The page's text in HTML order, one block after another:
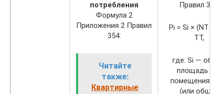
потребления
Формула 2
Приложения 2 Правил
354:
Читайте
также:
Квартирные
Правил 354:
Pi = Si × (NT ×
TT,
где: Si —
площадь i-
помещения
(или общая